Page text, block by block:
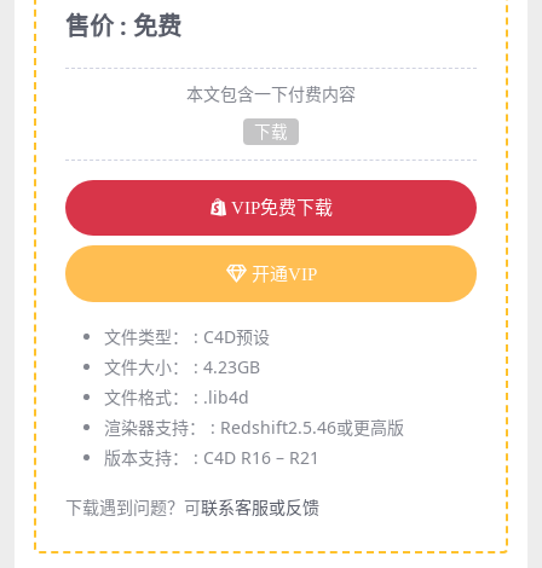
售价 : 免费
本文包含一下付费内容
下载
VIP免费下载
开通VIP
文件类型： : C4D预设
文件大小： : 4.23GB
文件格式： : .lib4d
渲染器支持： : Redshift2.5.46或更高版
版本支持： : C4D R16 – R21
下载遇到问题？可联系客服或反馈